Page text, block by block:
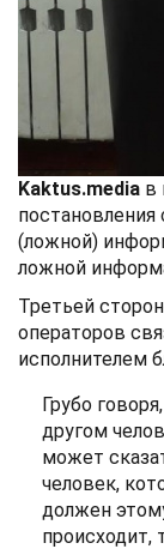
Kaktus.media в
(ложной)
ложной
Третьей
операторов
исполнителем
Грубо
другом
может
человек,
должен
происходит,